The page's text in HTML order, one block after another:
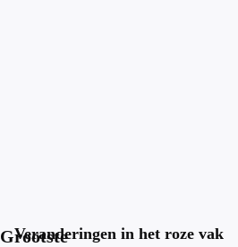
Grootste
Veranderingen in het roze vak